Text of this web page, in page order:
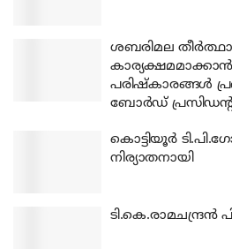
ശബരിമല
പരിഷ്‌കാരങ്ങള്‍
ബോര്‍ഡ്
കൊട്ടിയൂര്‍
നിര്യാതനായി
ടി.കെ.രാമചന്ദ്രന്‍